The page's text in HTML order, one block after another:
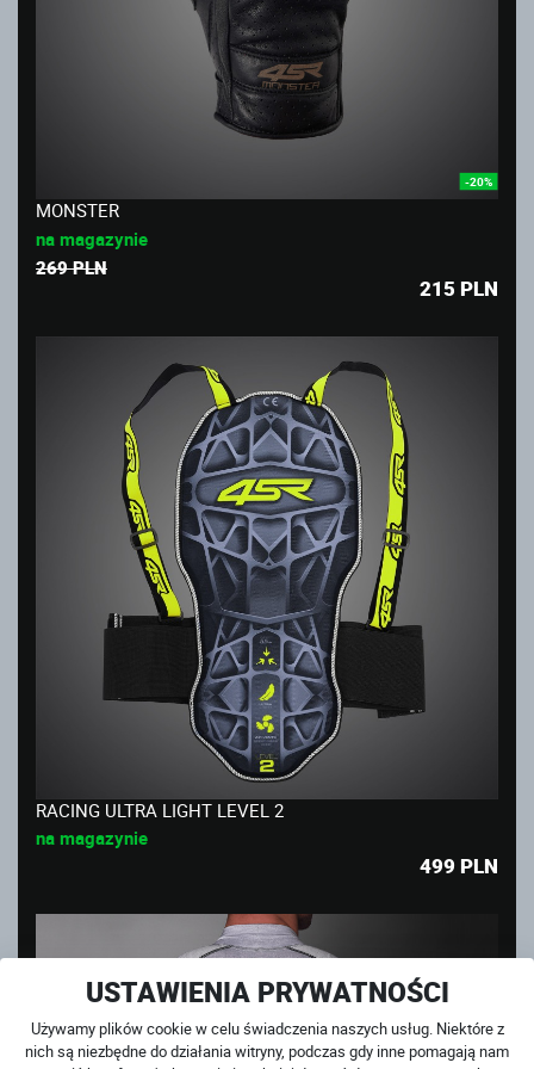
USTAWIENIA PRYWATNOŚCI
Używamy plików cookie w celu świadczenia naszych usług. Niektóre z
nich są niezbędne do działania witryny, podczas gdy inne pomagają nam
-20%
MONSTER
na magazynie
269 PLN
215 PLN
RACING ULTRA LIGHT LEVEL 2
na magazynie
499 PLN